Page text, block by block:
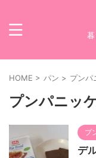
HOME > パン > プンパ
プンパニッ
プ
デ